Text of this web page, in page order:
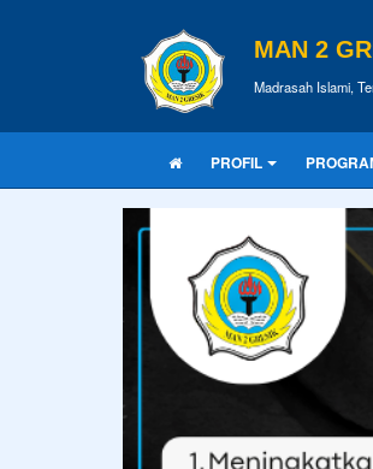
MAN 2
Madrasah Islami,
PROFIL